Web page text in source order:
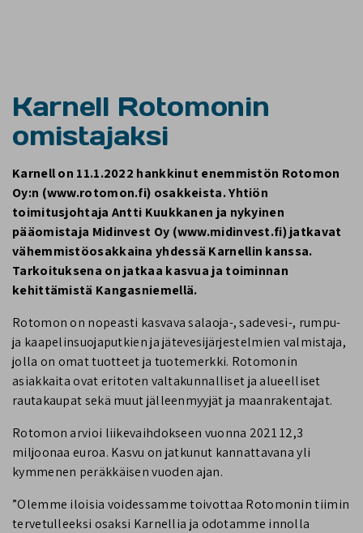
Karnell Rotomonin
omistajaksi
Karnell on 11.1.2022 hankkinut enemmistön Rotomon
Oy:n (www.rotomon.fi) osakkeista. Yhtiön
toimitusjohtaja Antti Kuukkanen ja nykyinen
pääomistaja Midinvest Oy (www.midinvest.fi) jatkavat
vähemmistöosakkaina yhdessä Karnellin kanssa.
Tarkoituksena on jatkaa kasvua ja toiminnan
kehittämistä Kangasniemellä.
Rotomon on nopeasti kasvava salaoja-, sadevesi-, rumpu-
ja kaapelinsuojaputkien ja jätevesijärjestelmien valmistaja,
jolla on omat tuotteet ja tuotemerkki. Rotomonin
asiakkaita ovat eritoten valtakunnalliset ja alueelliset
rautakaupat sekä muut jälleenmyyjät ja maanrakentajat.
Rotomon arvioi liikevaihdokseen vuonna 2021 12,3
miljoonaa euroa. Kasvu on jatkunut kannattavana yli
kymmenen peräkkäisen vuoden ajan.
”Olemme iloisia voidessamme toivottaa Rotomonin tiimin
tervetulleeksi osaksi Karnellia ja odotamme innolla